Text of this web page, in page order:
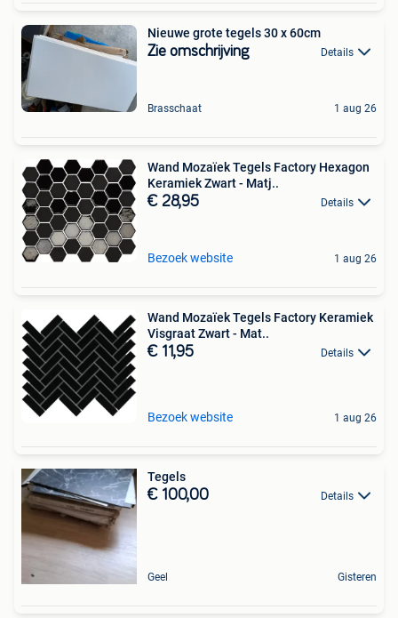
Nieuwe grote tegels 30 x 60cm
Zie omschrijving Details
Brasschaat 1 aug 26
Wand Mozaïek Tegels Factory Hexagon
Keramiek Zwart - Matj..
€ 28,95 Details
Bezoek website 1 aug 26
Wand Mozaïek Tegels Factory Keramiek
Visgraat Zwart - Mat..
€ 11,95 Details
Bezoek website 1 aug 26
Tegels
€ 100,00 Details
Geel Gisteren